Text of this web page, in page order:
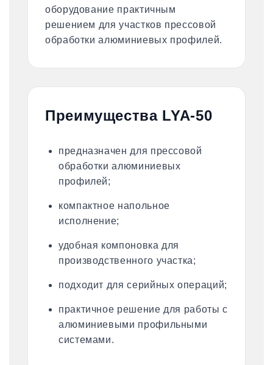
оборудование практичным
решением для участков прессовой
обработки алюминиевых профилей.
Преимущества LYA-50
предназначен для прессовой
обработки алюминиевых
профилей;
компактное напольное
исполнение;
удобная компоновка для
производственного участка;
подходит для серийных операций;
практичное решение для работы с
алюминиевыми профильными
системами.